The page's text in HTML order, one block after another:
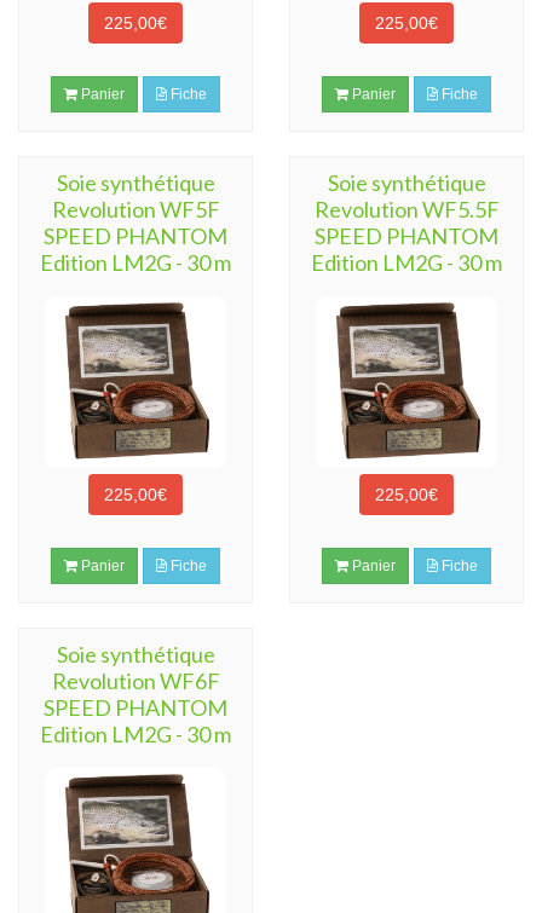
225,00€
Panier Fiche
225,00€
Panier Fiche
Soie synthétique
Revolution WF5F
SPEED PHANTOM
Edition LM2G - 30 m
225,00€
Panier Fiche
Soie synthétique
Revolution WF5.5F
SPEED PHANTOM
Edition LM2G - 30 m
225,00€
Panier Fiche
Soie synthétique
Revolution WF6F
SPEED PHANTOM
Edition LM2G - 30 m